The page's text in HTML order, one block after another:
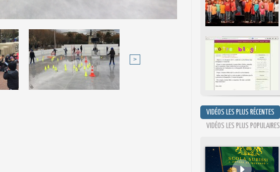
>
VIDÉOS LES PLUS RÉCENTES
VIDÉOS LES PLUS POPULAIRES